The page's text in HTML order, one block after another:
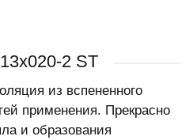
2 ST
из вспененного
применения. Прекрасно
и образования